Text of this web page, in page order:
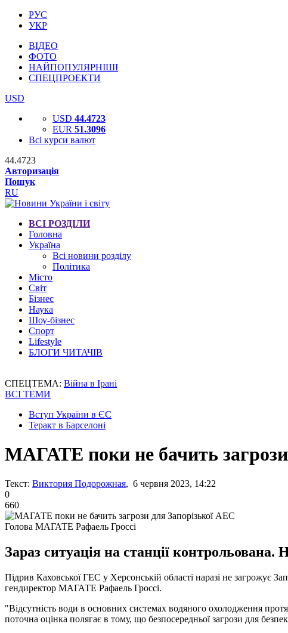
РУС
УКР
ВІДЕО
ФОТО
НАЙПОПУЛЯРНІШІ
СПЕЦПРОЕКТИ
USD
USD 44.4723
EUR 51.3096
Всі курси валют
44.4723
Авторизація
Пошук
RU
ВСІ РОЗДІЛИ
Головна
Україна
Всі новини розділу
Політика
Місто
Світ
Бізнес
Наука
Шоу-бізнес
Спорт
Lifestyle
БЛОГИ ЧИТАЧІВ
СПЕЦТЕМА: Війна в Ірані
ВСІ ТЕМИ
Вступ України в ЄС
Теракт в Барселоні
МАГАТЕ поки не бачить
Текст: Виктория Подорожная, 6 червня 2023, 14:22
0
660
Голова МАГАТЕ Рафаель Гроссі
Зараз ситуація на станції контрольована.
Підрив Каховської ГЕС у Херсонській області наразі не загрожує
гендиректор МАГАТЕ Рафаель Гроссі.
"Відсутність води в основних системах водяного охолодження
поточна оцінка полягає в тому, що безпосередньої загрози для